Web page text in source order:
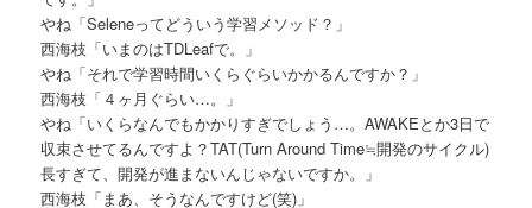
やね「Seleneってどういう学習メソッド？」
西海枝「いまのはTDLeafで。」
やね「それで学習時間いくらぐらいかかるんですか？」
西海枝「４ヶ月ぐらい…。」
やね「いくらなんでもかかりすぎでしょう…。AWAKEとか3日で
収束させてるんですよ？TAT(Turn Around Time≒開発のサイクル)
長すぎて、開発が進まないんじゃないですか。」
西海枝「まあ、そうなんですけど(笑)」